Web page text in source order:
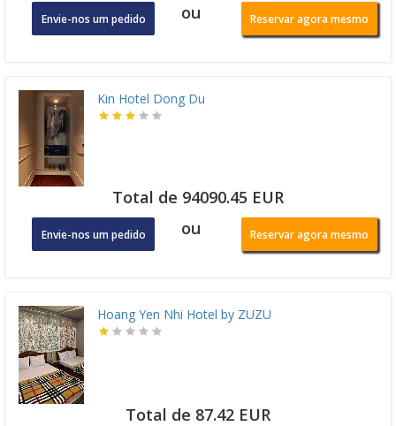
Envie-nos um pedido ou Reservar agora mesmo
Kin Hotel Dong Du
Total de 94090.45 EUR
Envie-nos um pedido ou Reservar agora mesmo
Hoang Yen Nhi Hotel by ZUZU
Total de 87.42 EUR